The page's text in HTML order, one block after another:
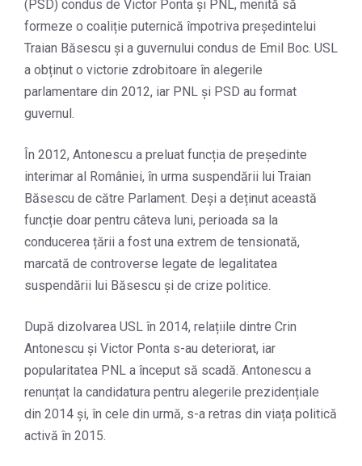
(PSD) condus de Victor Ponta și PNL, menită să
formeze o coaliție puternică împotriva președintelui
Traian Băsescu și a guvernului condus de Emil Boc. USL
a obținut o victorie zdrobitoare în alegerile
parlamentare din 2012, iar PNL și PSD au format
guvernul.
În 2012, Antonescu a preluat funcția de președinte
interimar al României, în urma suspendării lui Traian
Băsescu de către Parlament. Deși a deținut această
funcție doar pentru câteva luni, perioada sa la
conducerea țării a fost una extrem de tensionată,
marcată de controverse legate de legalitatea
suspendării lui Băsescu și de crize politice.
După dizolvarea USL în 2014, relațiile dintre Crin
Antonescu și Victor Ponta s-au deteriorat, iar
popularitatea PNL a început să scadă. Antonescu a
renunțat la candidatura pentru alegerile prezidențiale
din 2014 și, în cele din urmă, s-a retras din viața politică
activă în 2015.